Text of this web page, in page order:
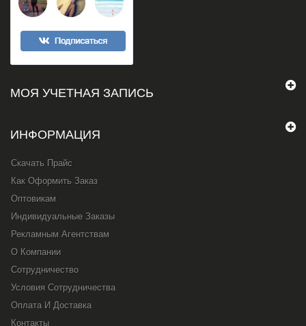
МОЯ УЧЕТНАЯ ЗАПИСЬ
ИНФОРМАЦИЯ
Скачать Прайс
Как Оформить Заказ
Оптовикам
Индивидуальные Заказы
Рекламным Агентствам
О Компании
Сотрудничество
Условия Сотрудничества
Оплата И Доставка
Контакты